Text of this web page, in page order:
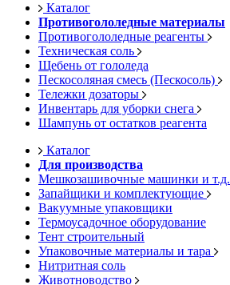
Каталог
Противогололедные материалы
Противогололедные реагенты
Техническая соль
Щебень от гололеда
Пескосоляная смесь (Пескосоль)
Тележки дозаторы
Инвентарь для уборки снега
Шампунь от остатков реагента
Каталог
Для производства
Мешкозашивочные машинки и т.д.
Запайщики и комплектующие
Вакуумные упаковщики
Термоусадочное оборудование
Тент строительный
Упаковочные материалы и тара
Нитритная соль
Животноводство